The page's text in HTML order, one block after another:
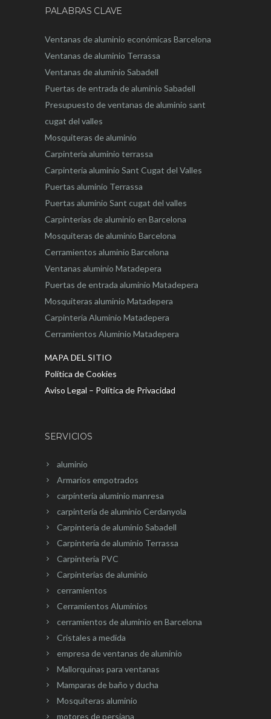
PALABRAS CLAVE
Ventanas de aluminio económicas Barcelona
Ventanas de aluminio Terrassa
Ventanas de aluminio Sabadell
Puertas de entrada de aluminio Sabadell
Presupuesto de ventanas de aluminio sant
cugat del valles
Mosquiteras de aluminio
Carpinteria aluminio terrassa
Carpinteria aluminio Sant Cugat del Valles
Puertas aluminio Terrassa
Puertas aluminio Sant cugat del valles
Carpinterias de aluminio en Barcelona
Mosquiteras de aluminio Barcelona
Cerramientos aluminio Barcelona
Ventanas aluminio Matadepera
Puertas de entrada aluminio Matadepera
Mosquiteras aluminio Matadepera
Carpinteria Aluminio Matadepera
Cerramientos Aluminio Matadepera
MAPA DEL SITIO
Política de Cookies
Aviso Legal – Política de Privacidad
SERVICIOS
aluminio
Armarios empotrados
carpínteria aluminio manresa
carpintería de aluminio Cerdanyola
Carpintería de aluminio Sabadell
Carpintería de aluminio Terrassa
Carpinteria PVC
Carpinterias de aluminio
cerramientos
Cerramientos Aluminios
cerramientos de aluminio en Barcelona
Cristales a medida
empresa de ventanas de aluminio
Mallorquinas para ventanas
Mamparas de baño y ducha
Mosquiteras aluminio
motores de persiana